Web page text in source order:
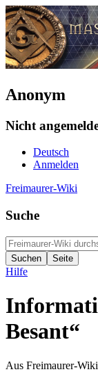
Anonym
Nicht
Deutsch
Anmelden
Freimaurer-Wiki
Suche
Hilfe
Besant“
Aus Freimaurer-Wiki